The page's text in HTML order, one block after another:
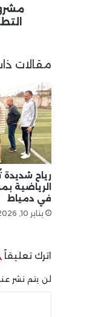
مقالات
رياح
الرياضية
في دمياط
يناير 10, 2026
اترك تعليقاً
لن يتم نشر